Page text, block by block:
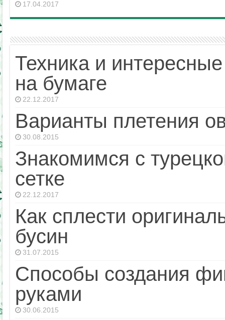
17.04.2017
Техника и
на бумаге
22.12.2017
Варианты плетения
30.08.2015
Знакомимся с
сетке
22.12.2017
Как сплести
бусин
31.07.2015
Способы создания
руками
30.06.2015